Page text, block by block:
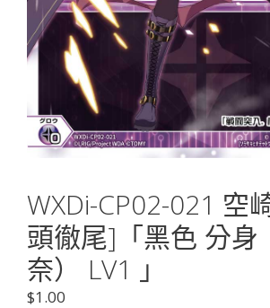
WXDi-CP02-021 空
頭徹尾]「黑色 分身
奈） LV1 」
$1.00